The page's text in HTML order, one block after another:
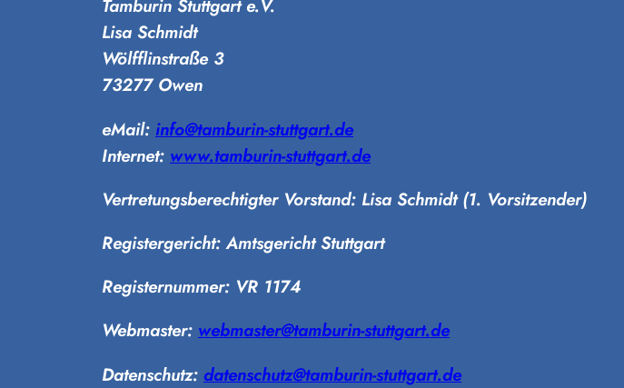
Tamburin Stuttgart e.V.
Lisa Schmidt
Wölfflinstraße 3
73277 Owen
eMail: info@tamburin-stuttgart.de
Internet: www.tamburin-stuttgart.de
Vertretungsberechtigter Vorstand: Lisa Schmidt (1. Vorsitzender)
Registergericht: Amtsgericht Stuttgart
Registernummer: VR 1174
Webmaster: webmaster@tamburin-stuttgart.de
Datenschutz: datenschutz@tamburin-stuttgart.de